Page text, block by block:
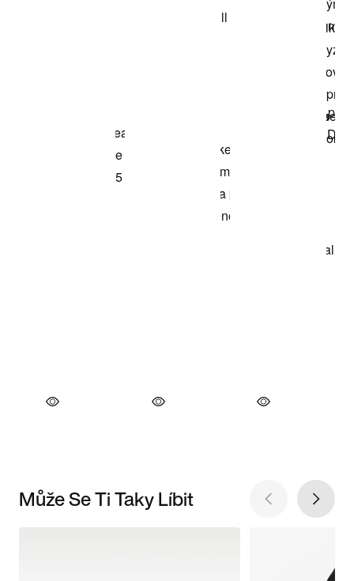
Může Se Ti Taky Líbit